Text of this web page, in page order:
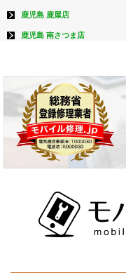
鹿児島 鹿屋店
鹿児島 南さつま店